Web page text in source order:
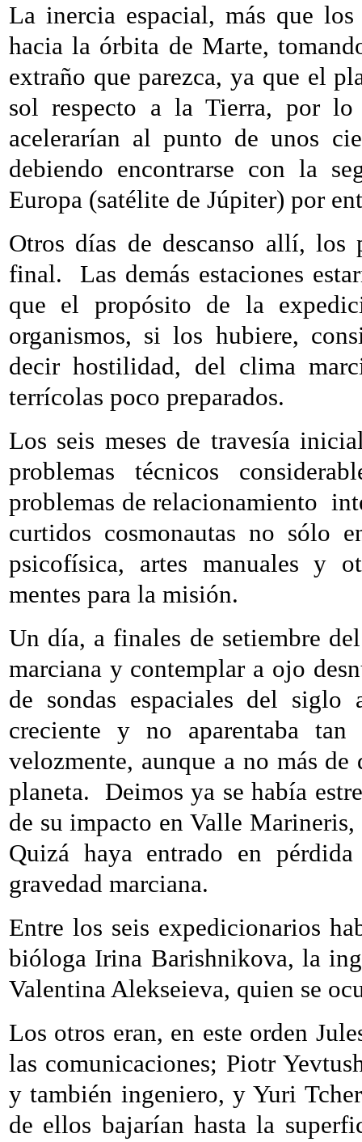
La inercia espacial, más que
hacia la órbita de Marte,
extraño que parezca, ya que el
sol respecto a la Tierra, por lo
acelerarían al punto de unos
debiendo encontrarse con la
Europa (satélite de Júpiter) por
Otros días de descanso allí, los
final.
Las demás estaciones
que el propósito de la
organismos, si los hubiere,
decir hostilidad, del clima
terrícolas poco preparados.
Los seis meses de travesía
problemas técnicos
problemas de relacionamiento
curtidos cosmonautas no sólo
psicofísica, artes manuales y
mentes para la misión.
Un día, a finales de setiembre
marciana y contemplar a ojo
de sondas espaciales del siglo
creciente y no aparentaba tan
velozmente, aunque a no más
planeta.
Deimos ya se había
de su impacto en Valle
Quizá haya entrado en
gravedad marciana.
Entre los seis expedicionarios
bióloga Irina Barishnikova, la
Valentina Alekseieva, quien se
Los otros eran, en este orden
las comunicaciones; Piotr
y también ingeniero, y Yuri
de ellos bajarían hasta la